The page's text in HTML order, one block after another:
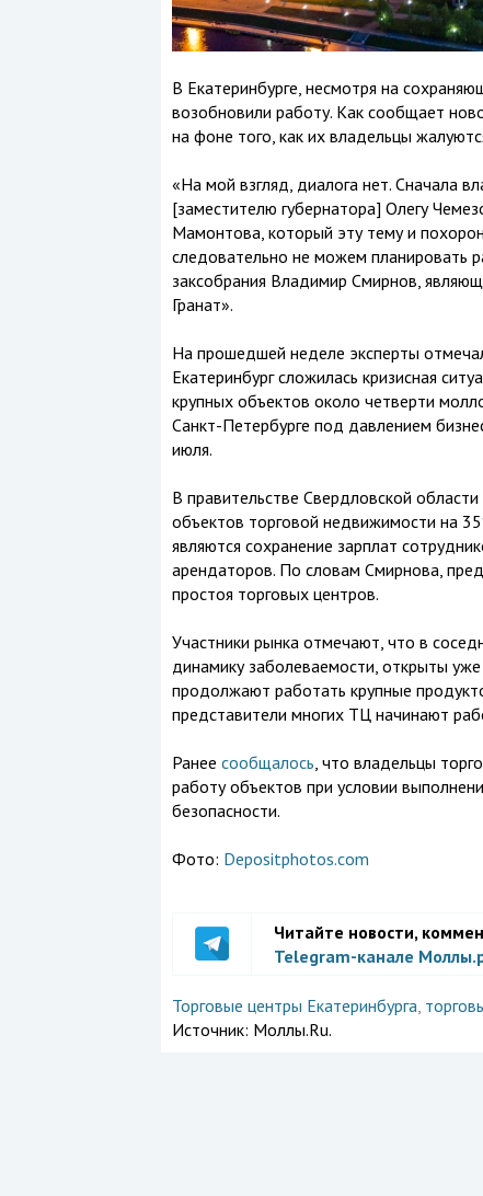
В Екатеринбурге, несмотря на
возобновили работу. Как сообщает
на фоне того, как их владельцы
«На мой взгляд, диалога нет. Сначала
[заместителю губернатора] Олегу
Мамонтова, который эту тему и
следовательно не можем планировать
заксобрания Владимир Смирнов,
Гранат».
На прошедшей неделе эксперты
Екатеринбург сложилась кризисная
крупных объектов около четверти
Санкт-Петербурге под давлением
июля.
В правительстве Свердловской
объектов торговой недвижимости на
являются сохранение зарплат
арендаторов. По словам Смирнова,
простоя торговых центров.
Участники рынка отмечают, что в
динамику заболеваемости, открыты
продолжают работать крупные
представители многих ТЦ начинают
Ранее сообщалось, что владельцы
работу объектов при условии
безопасности.
Фото: Depositphotos.com
Читайте новости,
Telegram-канале
Торговые центры Екатеринбурга,
Источник: Моллы.Ru.